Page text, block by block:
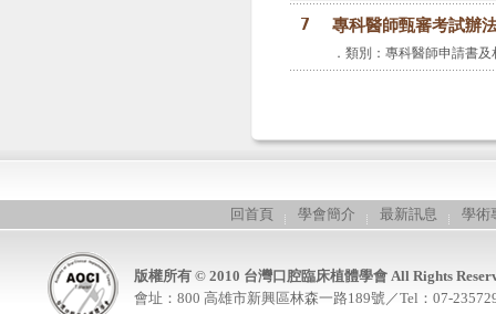
7 專科醫師甄審考試辦
．類別：專科醫師申請書
回首頁 學會簡介 最新訊息 學術
版權所有 © 2010 台灣口腔臨床植體學會 All Rights
會址：800 高雄市新興區林森一路189號／Tel：07-